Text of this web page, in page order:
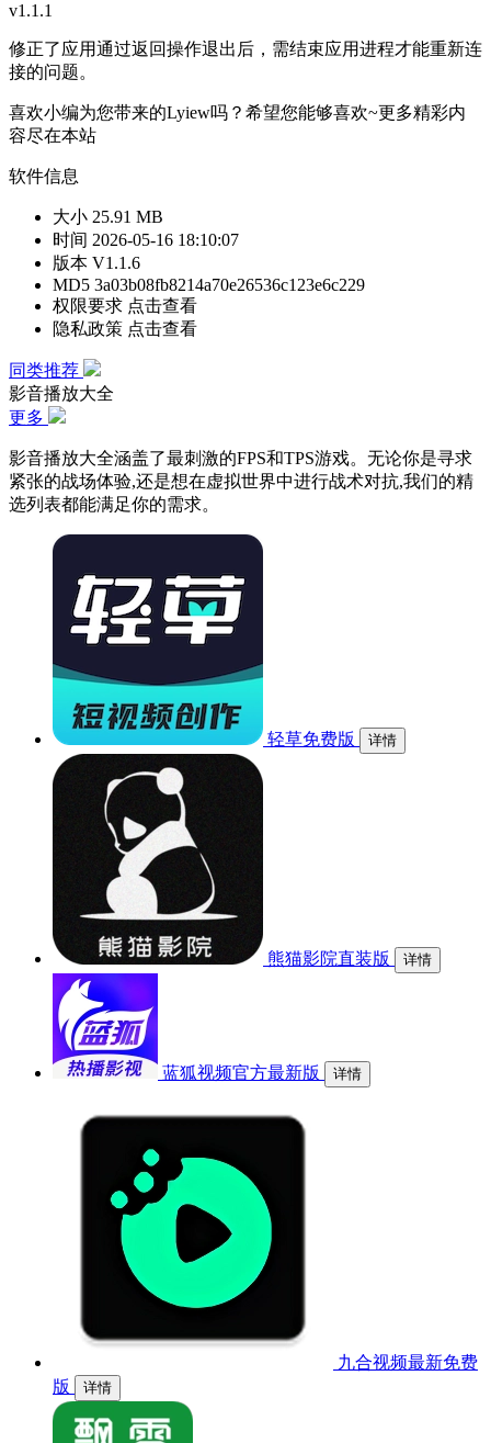
v1.1.1
修正了应用通过返回操作退出后，需结束应用进程才能重新连
接的问题。
喜欢小编为您带来的Lyiew吗？希望您能够喜欢~更多精彩内
容尽在本站
软件信息
大小 25.91 MB
时间 2026-05-16 18:10:07
版本 V1.1.6
MD5 3a03b08fb8214a70e26536c123e6c229
权限要求 点击查看
隐私政策 点击查看
同类推荐
影音播放大全
更多
影音播放大全涵盖了最刺激的FPS和TPS游戏。无论你是寻求
紧张的战场体验,还是想在虚拟世界中进行战术对抗,我们的精
选列表都能满足你的需求。
轻草免费版 详情
熊猫影院直装版 详情
蓝狐视频官方最新版 详情
九合视频最新免费
版
详情